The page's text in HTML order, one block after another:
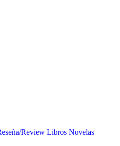
Review Libros Novelas